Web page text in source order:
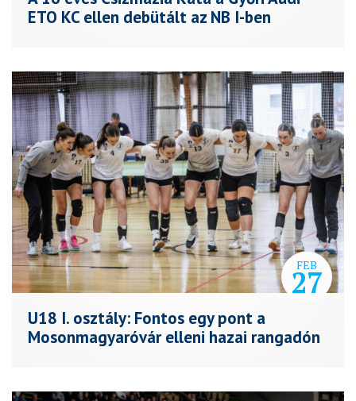
ETO KC ellen debütált az NB I-ben
FEB
27
U18 I. osztály: Fontos egy pont a
Mosonmagyaróvár elleni hazai rangadón